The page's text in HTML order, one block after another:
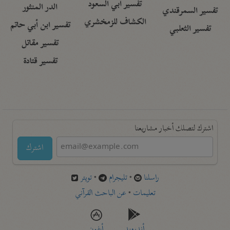
تفسير السمرقندي
تفسير الثعلبي
تفسير أبي السعود
الكشاف للزمخشري
الدر المنثور
تفسير ابن أبي حاتم
تفسير مقاتل
تفسير قتادة
اشترك لتصلك أخبار مشاريعنا
اشترك
راسلنا •تليجرام •تويتر
تعليمات •عن الباحث القرآني